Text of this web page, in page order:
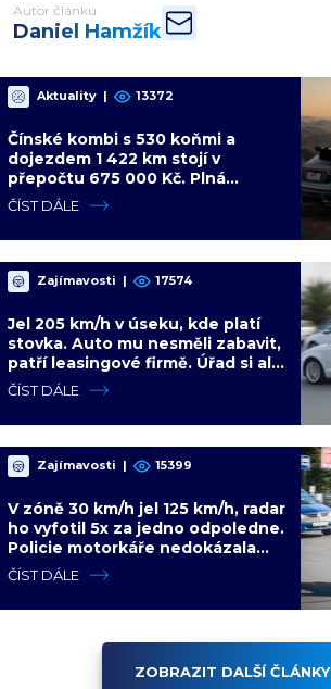
Autor článku
Daniel Hamžík
Aktuality | 13372
Čínské kombi s 530 koňmi a
dojezdem 1 422 km stojí v
přepočtu 675 000 Kč. Plná
výbava je v ceně, VW a BMW mají
problém
ČÍST DÁLE
Zajímavosti | 17574
Jel 205 km/h v úseku, kde platí
stovka. Auto mu nesměli zabavit,
patří leasingové firmě. Úřad si ale
poradil jinak
ČÍST DÁLE
Zajímavosti | 15399
V zóně 30 km/h jel 125 km/h, radar
ho vyfotil 5x za jedno odpoledne.
Policie motorkáře nedokázala
zastavit
ČÍST DÁLE
ZOBRAZIT DALŠÍ ČLÁNKY